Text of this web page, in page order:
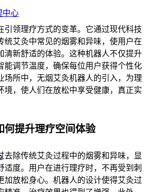
中心
领理疗方式的变革。它通过现代科技
统艾灸中常见的烟雾和异味，使用户在
清新舒适的体验。这种机器人不仅提升
能调节温度，确保每位用户获得个性化
场所中，无烟艾灸机器人的引入，为理
境，使人们在放松中享受健康，真正实
何提升理疗空间体验
去除传统艾灸过程中的烟雾和异味，显
适度。用户在进行理疗时，不再受到刺
加放松身心。机器人的设计使得艾灸过